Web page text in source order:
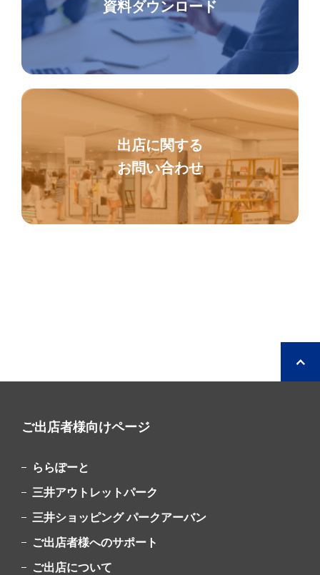
資料ダウンロード
出店に関する
お問い合わせ
ご出店者様向けページ
ららぽーと
三井アウトレットパーク
三井ショッピングパークアーバン
ご出店者様へのサポート
ご出店について